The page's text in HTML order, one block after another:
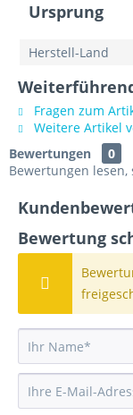
Ursprung
Herstell-Land
Fragen zum
Weitere Artikel
Bewertungen
0
Bewertungen
Bewertung